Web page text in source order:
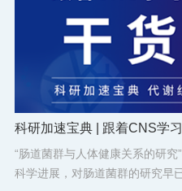
科研加速宝典 | 跟着CNS学
“肠道菌群与人体健康关系的研
科学进展，对肠道菌群的研究早